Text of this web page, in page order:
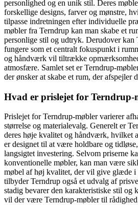
personlighed og en unik stil. Deres
forskellige designs, farver og mønstre,
tilpasse indretningen efter individuelle
møbler fra Terndrup kan man skabe et
personlige stil og udtryk. Derudover kan
fungere som et centralt fokuspunkt i
og håndværk vil tiltrække
atmosfære. Samlet set er Terndrup-
der ønsker at skabe et rum, der afspejler
Hvad er prislejet for Terndrup-
Prislejet for Terndrup-møbler varierer
størrelse og materialevalg. Generelt er
deres høje kvalitet og håndværk, hvilket
er designet til at være holdbare og
langsigtet investering. Selvom priserne
konventionelle møbler, kan man være
møbel af høj kvalitet, der vil give glæde i
tilbyder Terndrup også et udvalg af
stadig bevarer den karakteristiske stil og
vil der være Terndrup-møbler til